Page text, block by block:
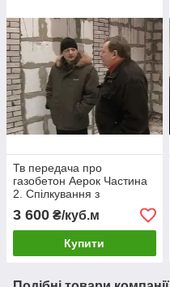
Тв передача про
газобетон Аерок Частина
2. Спілкування з
прорабом
3 600 ₴/куб.м
Купити